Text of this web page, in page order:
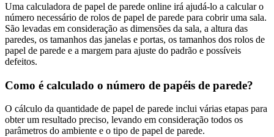
Uma calculadora de papel de parede online irá ajudá-lo a calcular o
número necessário de rolos de papel de parede para cobrir uma sala.
São levadas em consideração as dimensões da sala, a altura das
paredes, os tamanhos das janelas e portas, os tamanhos dos rolos de
papel de parede e a margem para ajuste do padrão e possíveis
defeitos.
Como é calculado o número de papéis de parede?
O cálculo da quantidade de papel de parede inclui várias etapas para
obter um resultado preciso, levando em consideração todos os
parâmetros do ambiente e o tipo de papel de parede.